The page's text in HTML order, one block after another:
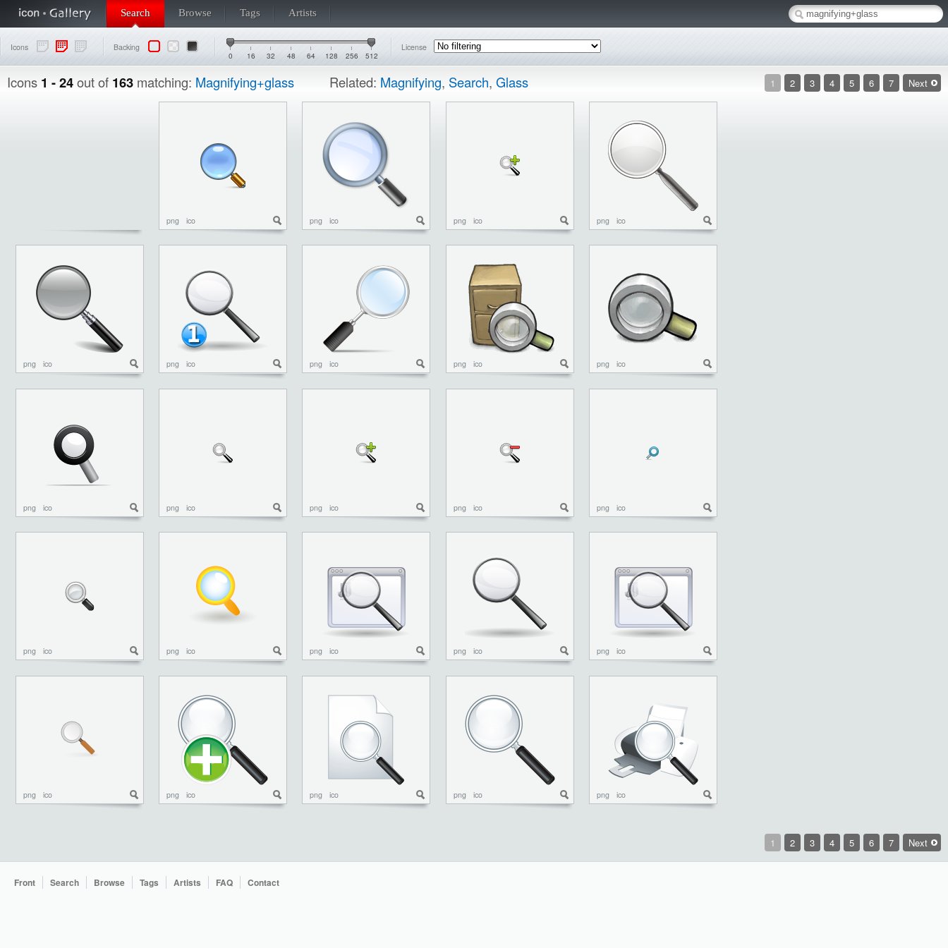
Search Browse Tags Artists
Icons Backing
0 16 32 48 64 128 256 512
License
Icons 1 - 24out of 163 matching: Magnifying+glass Related: Magnifying, Search, Glass 1 2 3 4 5 6 7 Next
png ico png ico png ico png ico
png ico png ico png ico png ico png ico
png ico png ico png ico png ico png ico
png ico png ico png ico png ico png ico
png ico png ico png ico png ico png ico
1 2 3 4 5 6 7 Next
Front Search Browse Tags Artists FAQ Contact